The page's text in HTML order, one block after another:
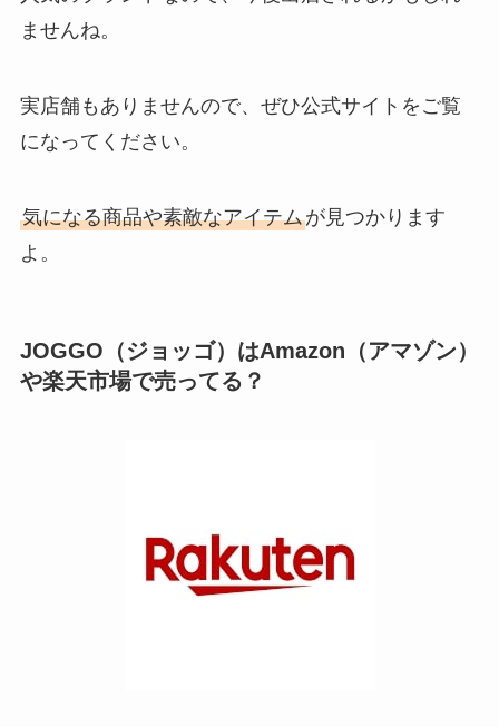
ませんね。
実店舗もありませんので、ぜひ公式サイトをご覧
になってください。
気になる商品や素敵なアイテムが見つかります
よ。
JOGGO（ジョッゴ）はAmazon（アマゾン）
や楽天市場で売ってる？